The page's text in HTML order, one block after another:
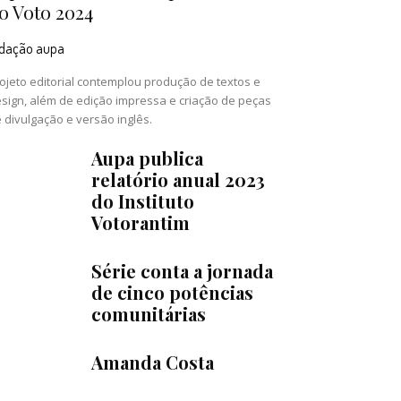
Voto 2024
aupa
editorial contemplou produção de textos e
além de edição impressa e criação de peças
divulgação e versão inglês.
Aupa publica
relatório anual 2023
do Instituto
Votorantim
Série conta a jornada
de cinco potências
comunitárias
Amanda Costa